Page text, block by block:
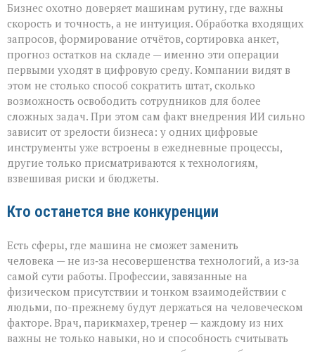
Бизнес охотно доверяет машинам рутину, где важны
скорость и точность, а не интуиция. Обработка входящих
запросов, формирование отчётов, сортировка анкет,
прогноз остатков на складе — именно эти операции
первыми уходят в цифровую среду. Компании видят в
этом не столько способ сократить штат, сколько
возможность освободить сотрудников для более
сложных задач. При этом сам факт внедрения ИИ сильно
зависит от зрелости бизнеса: у одних цифровые
инструменты уже встроены в ежедневные процессы,
другие только присматриваются к технологиям,
взвешивая риски и бюджеты.
Кто останется вне конкуренции
Есть сферы, где машина не сможет заменить
человека — не из‑за несовершенства технологий, а из‑за
самой сути работы. Профессии, завязанные на
физическом присутствии и тонком взаимодействии с
людьми, по-прежнему будут держаться на человеческом
факторе. Врач, парикмахер, тренер — каждому из них
важны не только навыки, но и способность считывать